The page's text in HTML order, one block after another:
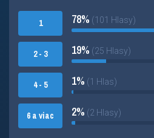
1
2 - 3
4 - 5
6 a viac
78% (101 Hlasy)
19% (25 Hlasy)
1% (1 Hlas)
2% (2 Hlasy)